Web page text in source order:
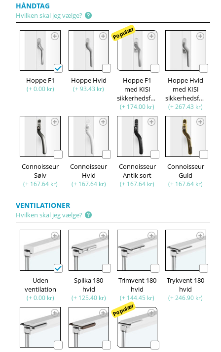
HÅNDTAG
Hvilken skal jeg vælge?
Hoppe F1
(+ 0.00 kr)
Hoppe Hvid
(+ 93.43 kr)
Populær
Hoppe F1
med KISI
sikkerhedsfunktion
(+ 174.00 kr)
Hoppe Hvid
med KISI
sikkerhedsfunktion
(+ 267.43 kr)
Connoisseur
Sølv
(+ 167.64 kr)
Connoisseur
Hvid
(+ 167.64 kr)
Connoisseur
Antik sort
(+ 167.64 kr)
Connoisseur
Guld
(+ 167.64 kr)
VENTILATIONER
Hvilken skal jeg vælge?
Uden
ventilation
(+ 0.00 kr)
Spilka 180
hvid
(+ 125.40 kr)
Trimvent 180
hvid
(+ 144.45 kr)
Trykvent 180
hvid
(+ 246.90 kr)
Populær